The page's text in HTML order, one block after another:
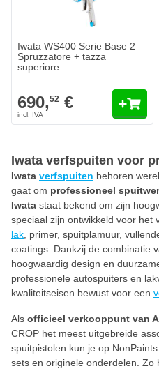
Iwata WS400 Serie Base 2
Spruzzatore + tazza
superiore
690,52 €
Iwata verfspuiten voor
Iwata verfspuiten behoren
gaat om professioneel
Iwata staat bekend om zijn
speciaal zijn ontwikkeld voor het
lak , primer, spuitplamuur,
coatings. Dankzij de combinatie
hoogwaardig design en
professionele autospuiters en
kwaliteitseisen bewust voor een
Als officieel verkooppunt van
CROP het meest uitgebreide
spuitpistolen kun je op
sets en originele onderdelen. Zo